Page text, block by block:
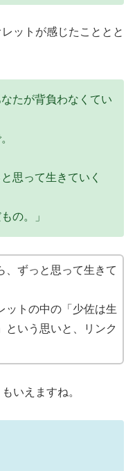
ットが感じたこととと
たが背負わなくてい
思って生きていく
の。」
、ずっと思って生きて
ットの中の「少佐は生
という思いと、リンク
いえますね。